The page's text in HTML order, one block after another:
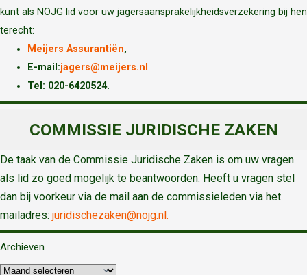
kunt als NOJG lid voor uw jagersaansprakelijkheidsverzekering bij hen
terecht:
Meijers Assurantiën,
E-mail:jagers@meijers.nl
Tel: 020-6420524.
COMMISSIE JURIDISCHE ZAKEN
De taak van de Commissie Juridische Zaken is om uw vragen
als lid zo goed mogelijk te beantwoorden. Heeft u vragen stel
dan bij voorkeur via de mail aan de commissieleden via het
mailadres: juridischezaken@nojg.nl.
Archieven